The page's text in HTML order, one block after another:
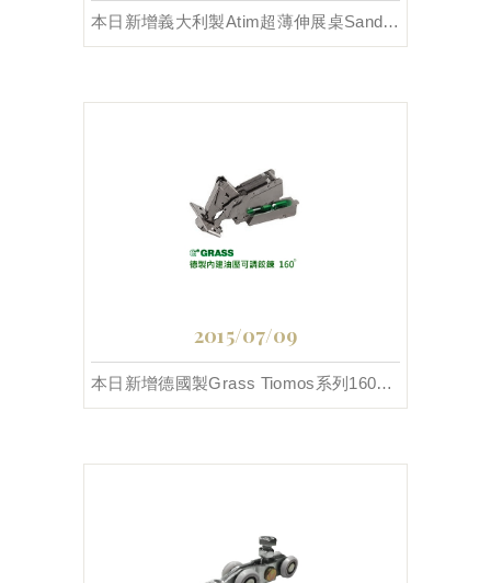
本日新增義大利製Atim超薄伸展桌Sandwich
2015/07/09
本日新增德國製Grass Tiomos系列160度緩衝鉸鍊。